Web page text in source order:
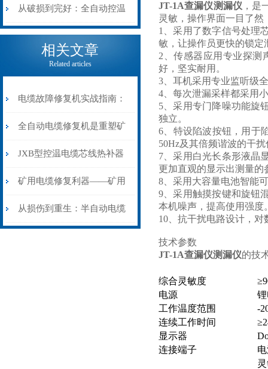
机械密码
从入门到精通
从破损到完好：全自动控温
电缆热补机的核心价值
相关文章
Related articles
电缆故障修复机实战指南：
从“盲测”到“精确定点”的三
步作业法
全自动电缆修复机是重塑矿
山电力动脉的“智能外科医
生”
JXB型控温电缆芯线热补器
安装与接线：精准修复的工
艺基石
矿用电缆修复利器——矿用
电缆热补机智能控温，安全
从损伤到重生：半自动电缆
JT-1A查漏仪测漏仪 ，是
灵敏，操作界面一目了
1、采用了数字信号处理
敏，让操作员更快的锁定
2、传感器应用专业探测
好，坚实耐用。
3、耳机采用专业监听级
4、每次泄漏采样都采用
5、采用专门降噪功能旋
独立。
6、特设陷波按钮，用于
50Hz及其倍频谐波的干
7、采用白光长条形液晶
更加直观的显示出测量的
8、采用大容量电池智能
9、采用触摸按键和旋钮
本机噪声，提高使用强度
10、抗干扰电路设计，
技术参数
JT-1A查漏仪测漏仪的技
综合灵敏度
电源
工作温度范围
-
连续工作时间
显示器
连接端子